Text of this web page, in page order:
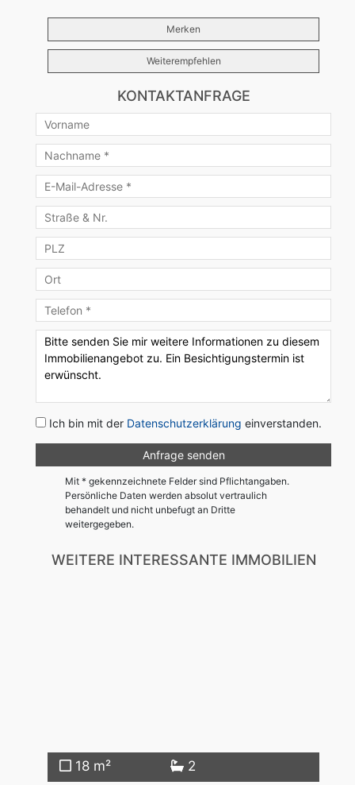
Merken
Weiterempfehlen
KONTAKTANFRAGE
Ich bin mit der Datenschutzerklärung einverstanden.
Mit * gekennzeichnete Felder sind Pflichtangaben.
Persönliche Daten werden absolut vertraulich
behandelt und nicht unbefugt an Dritte
weitergegeben.
WEITERE INTERESSANTE IMMOBILIEN
18 m² 2